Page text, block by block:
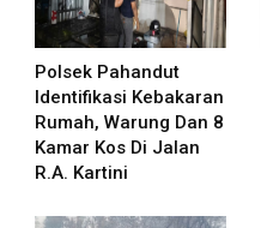
Polsek Pahandut
Identifikasi Kebakaran
Rumah, Warung Dan 8
Kamar Kos Di Jalan
R.A. Kartini